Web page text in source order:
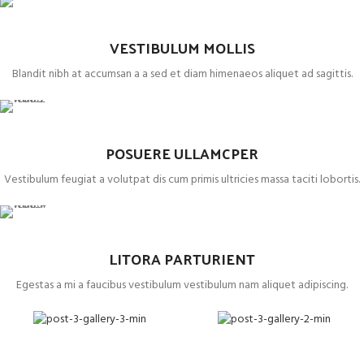
VESTIBULUM MOLLIS
Blandit nibh at accumsan a a sed et diam himenaeos aliquet ad sagittis.
POSUERE ULLAMCPER
Vestibulum feugiat a volutpat dis cum primis ultricies massa taciti lobortis.
LITORA PARTURIENT
Egestas a mi a faucibus vestibulum vestibulum nam aliquet adipiscing.